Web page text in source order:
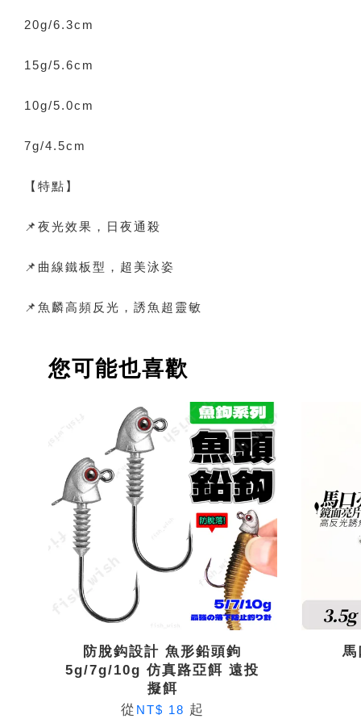
20g/6.3cm
15g/5.6cm
10g/5.0cm
7g/4.5cm
【特點】
📌夜光效果，日夜通殺
📌曲線鐵板型，超美泳姿
📌魚麟高頻反光，誘魚超靈敏
您可能也喜歡
防脫鈎設計 魚形鉛頭鉤
5g/7g/10g 仿真路亞餌 遠投
擬餌
從 NT$ 18 起